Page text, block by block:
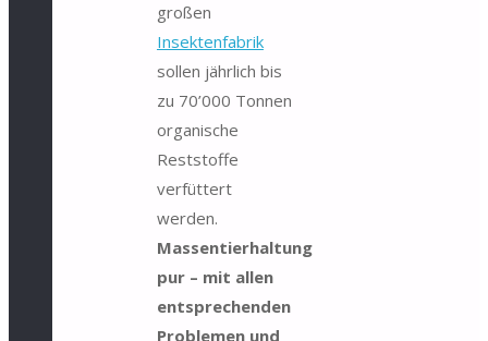
großen
Insektenfabrik
sollen jährlich bis
zu 70’000 Tonnen
organische
Reststoffe
verfüttert
werden.
Massentierhaltung
pur – mit allen
entsprechenden
Problemen und